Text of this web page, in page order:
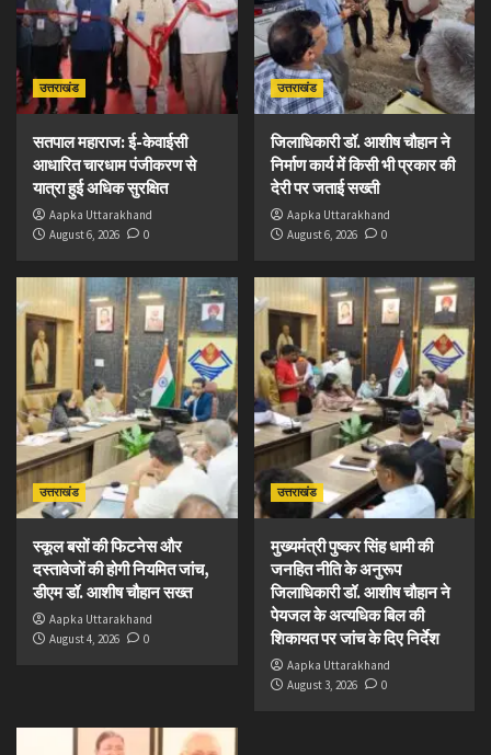
उत्तराखंड
सतपाल महाराज: ई-केवाईसी
आधारित चारधाम पंजीकरण से
यात्रा हुई अधिक सुरक्षित
Aapka Uttarakhand
August 6, 2026
0
उत्तराखंड
जिलाधिकारी डॉ. आशीष चौहान ने
निर्माण कार्य में किसी भी प्रकार की
देरी पर जताई सख्ती
Aapka Uttarakhand
August 6, 2026
0
उत्तराखंड
स्कूल बसों की फिटनेस और
दस्तावेजों की होगी नियमित जांच,
डीएम डॉ. आशीष चौहान सख्त
Aapka Uttarakhand
August 4, 2026
0
उत्तराखंड
मुख्यमंत्री पुष्कर सिंह धामी की
जनहित नीति के अनुरूप
जिलाधिकारी डॉ. आशीष चौहान ने
पेयजल के अत्यधिक बिल की
शिकायत पर जांच के दिए निर्देश
Aapka Uttarakhand
August 3, 2026
0